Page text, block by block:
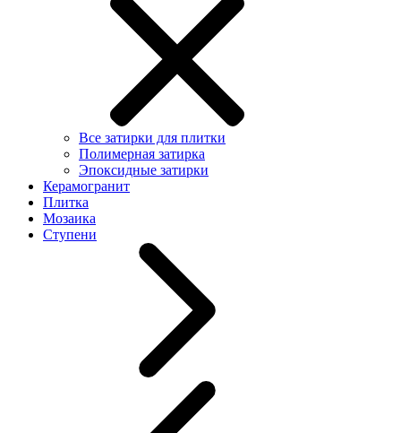
Все затирки для плитки
Полимерная затирка
Эпоксидные затирки
Керамогранит
Плитка
Мозаика
Ступени